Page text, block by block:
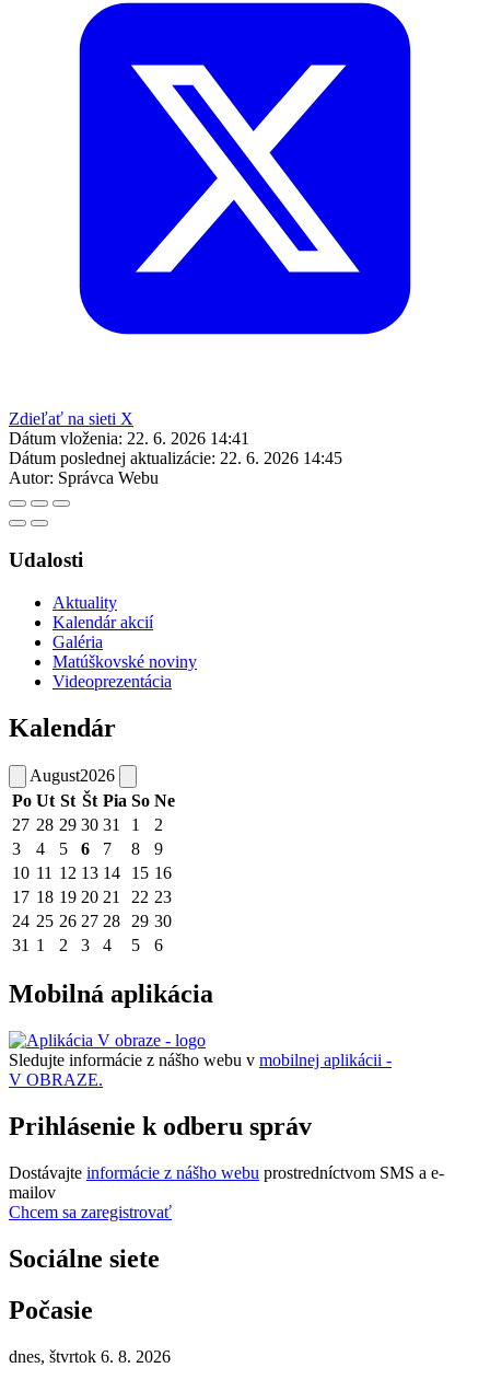
Zdieľať na sieti X
Dátum vloženia: 22. 6. 2026 14:41
Dátum poslednej aktualizácie: 22. 6. 2026 14:45
Autor: Správca Webu
Udalosti
Aktuality
Kalendár akcií
Galéria
Matúškovské noviny
Videoprezentácia
Kalendár
August2026
Po Ut St Št Pia So Ne
27 28 29 30 31 1
2
3
4 5 6 7 8
9
10 11 12 13 14 15 16
17 18 19 20 21 22 23
24 25 26 27 28 29 30
31 1 2 3 4 5 6
Mobilná aplikácia
Sledujte informácie z nášho webu v mobilnej aplikácii -
V OBRAZE.
Prihlásenie k odberu správ
Dostávajte informácie z nášho webu prostredníctvom SMS a e-
mailov
Chcem sa zaregistrovať
Sociálne siete
Počasie
dnes, štvrtok 6. 8. 2026